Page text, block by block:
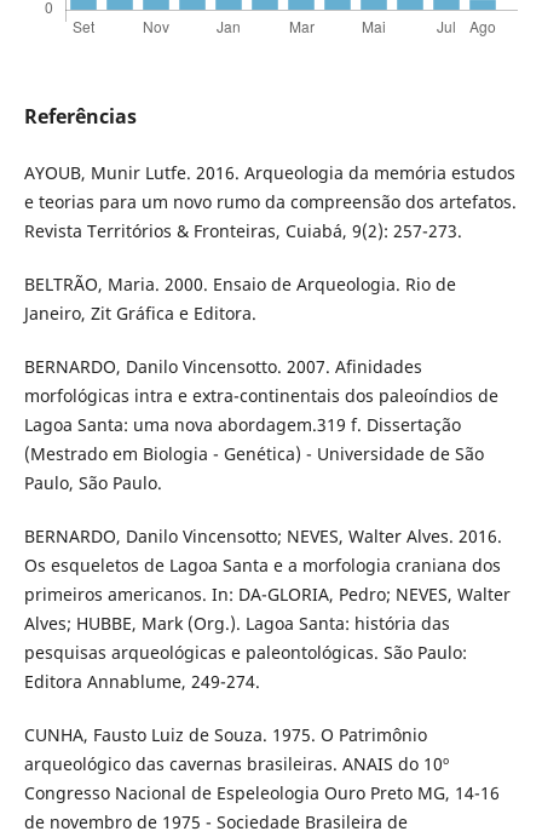
Referências
AYOUB, Munir Lutfe. 2016. Arqueologia da memória estudos
e teorias para um novo rumo da compreensão dos artefatos.
Revista Territórios & Fronteiras, Cuiabá, 9(2): 257-273.
BELTRÃO, Maria. 2000. Ensaio de Arqueologia. Rio de
Janeiro, Zit Gráfica e Editora.
BERNARDO, Danilo Vincensotto. 2007. Afinidades
morfológicas intra e extra-continentais dos paleoíndios de
Lagoa Santa: uma nova abordagem.319 f. Dissertação
(Mestrado em Biologia - Genética) - Universidade de São
Paulo, São Paulo.
BERNARDO, Danilo Vincensotto; NEVES, Walter Alves. 2016.
Os esqueletos de Lagoa Santa e a morfologia craniana dos
primeiros americanos. In: DA-GLORIA, Pedro; NEVES, Walter
Alves; HUBBE, Mark (Org.). Lagoa Santa: história das
pesquisas arqueológicas e paleontológicas. São Paulo:
Editora Annablume, 249-274.
CUNHA, Fausto Luiz de Souza. 1975. O Patrimônio
arqueológico das cavernas brasileiras. ANAIS do 10º
Congresso Nacional de Espeleologia Ouro Preto MG, 14-16
de novembro de 1975 - Sociedade Brasileira de